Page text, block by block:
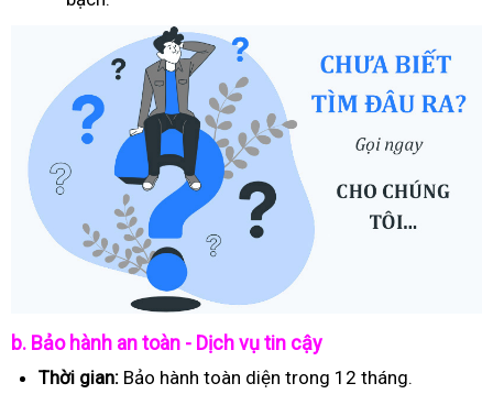
b. Bảo hành an toàn - Dịch vụ tin cậy
Thời gian: Bảo hành toàn diện trong 12 tháng.